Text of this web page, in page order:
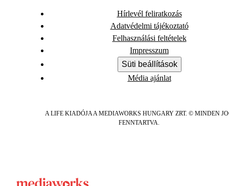
Hírlevél feliratkozás
Adatvédelmi tájékoztató
Felhasználási feltételek
Impresszum
Süti beállítások
Média ajánlat
A LIFE KIADÓJA A MEDIAWORKS HUNGARY ZRT. © MINDEN
FENNTARTVA.